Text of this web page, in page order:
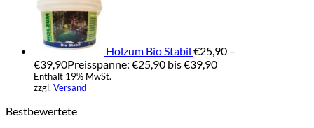
Holzum Bio Stabil €25,90 –
€39,90Preisspanne: €25,90 bis €39,90
Enthält 19% MwSt.
zzgl. Versand
Bestbewertete